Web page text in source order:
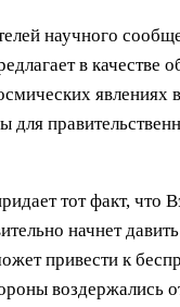
научного
в качестве
для
тот факт,
начнет
привести к
воздержались